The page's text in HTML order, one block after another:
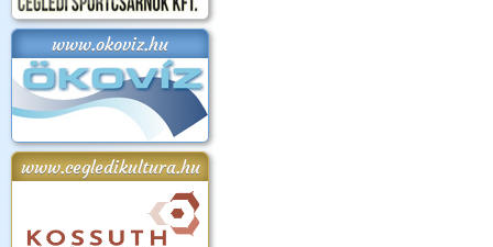
www.okoviz.hu
www.cegledikultura.hu